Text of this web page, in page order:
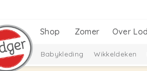
Shop Zomer Over
Babykleding Wikkeldeken